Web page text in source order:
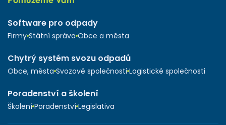
Software pro odpady
Firmy Státní správa Obce a města
Chytrý systém svozu odpadů
Obce, města Svozové společnosti Logistické společnosti
Poradenství a školení
Školení Poradenství Legislativa